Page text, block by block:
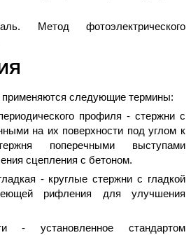
Метод фотоэлектрического
применяются следующие термины:
профиля - стержни с
на их поверхности под углом к
поперечными выступами
сцепления с бетоном.
- круглые стержни с гладкой
рифления для улучшения
- установленное стандартом